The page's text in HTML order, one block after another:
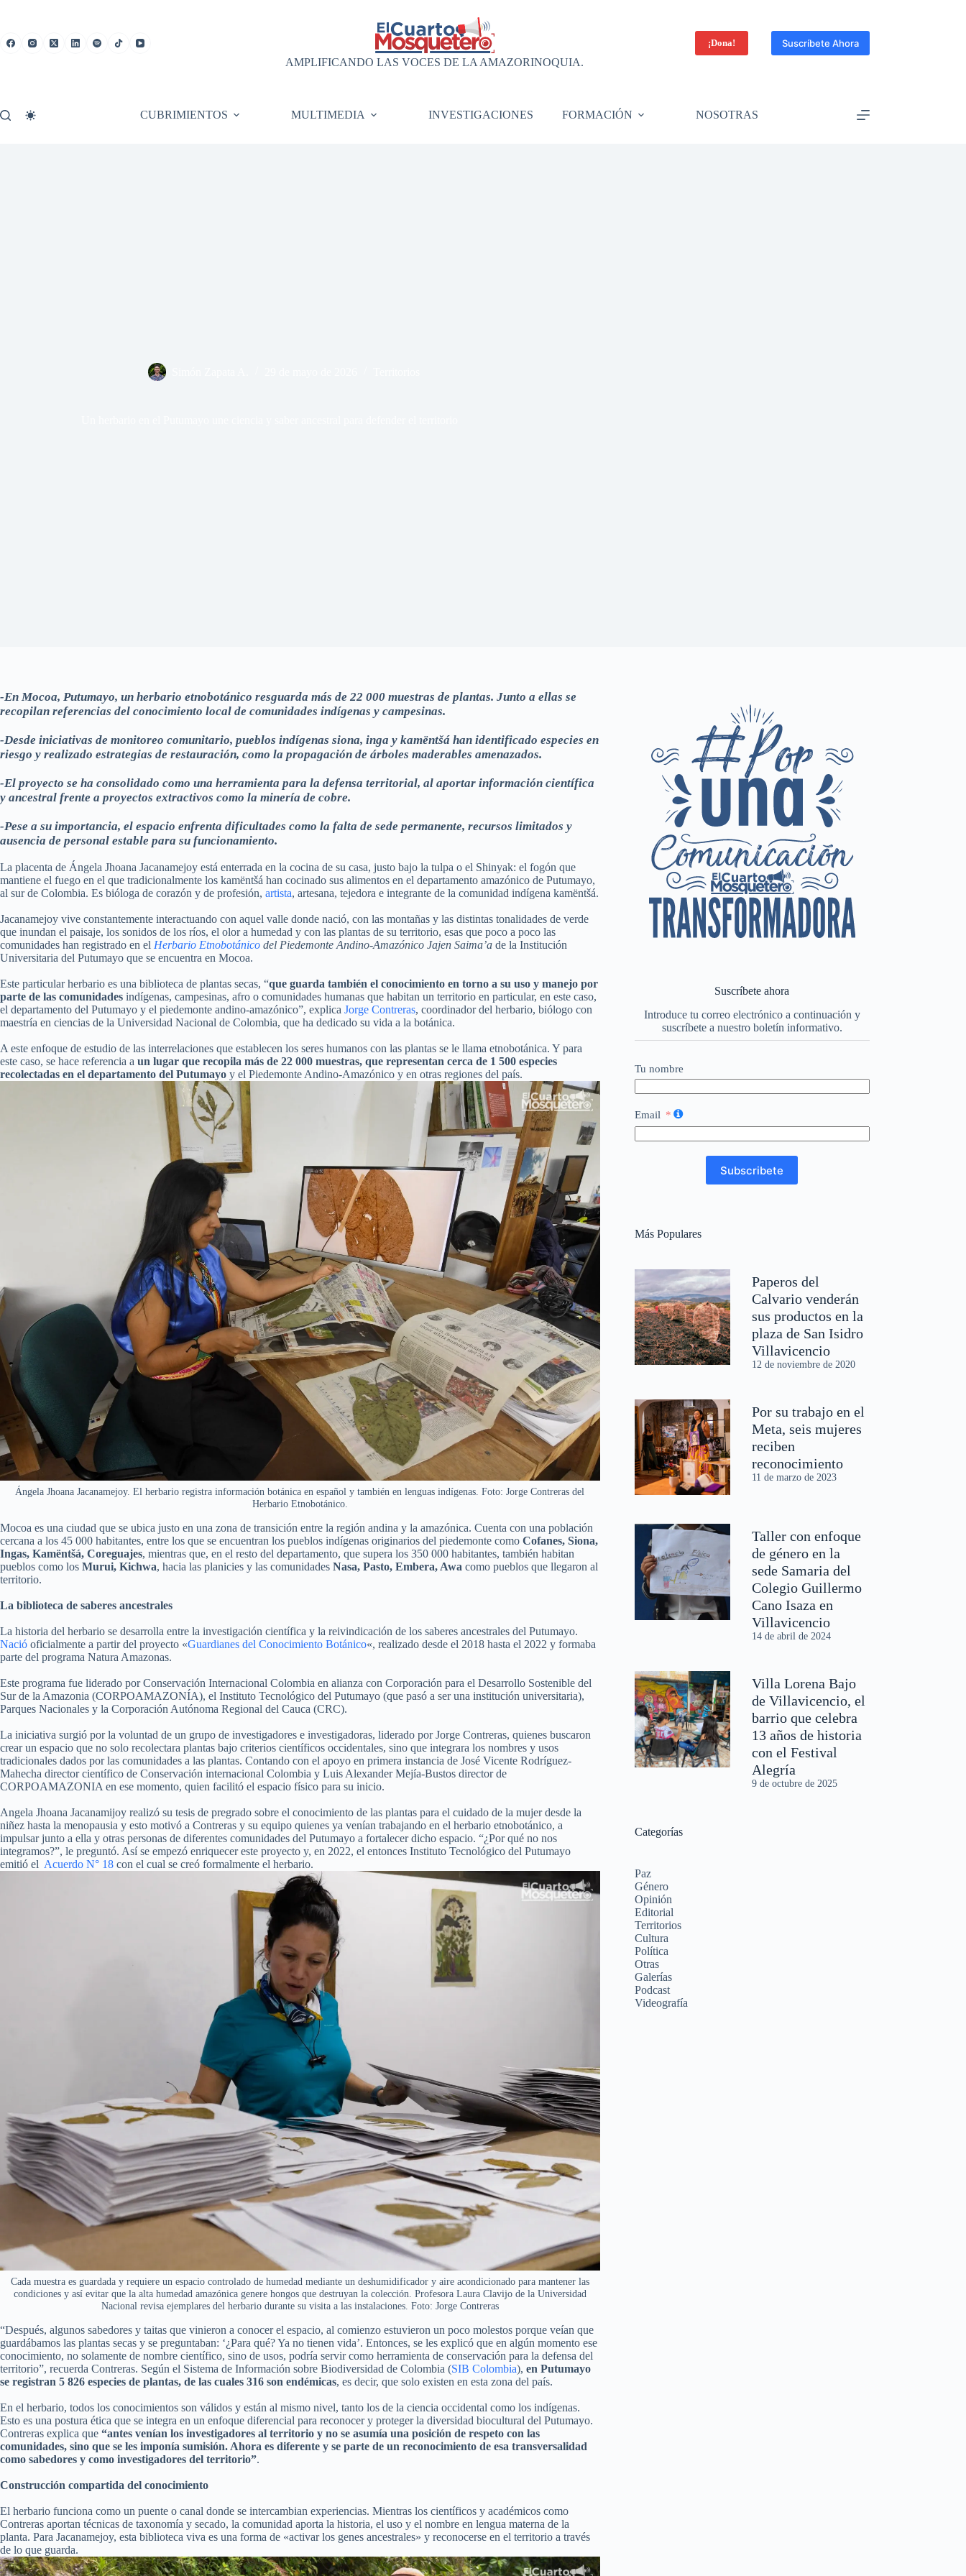
AMPLIFICANDO LAS VOCES DE LA AMAZORINOQUIA.
¡Dona! Suscríbete Ahora
CUBRIMIENTOS MULTIMEDIA INVESTIGACIONES FORMACIÓN NOSOTRAS
-En Mocoa, Putumayo, un herbario etnobotánico resguarda más de 22 000 muestras de plantas. Junto a ellas se
recopilan referencias del conocimiento local de comunidades indígenas y campesinas.
-Desde iniciativas de monitoreo comunitario, pueblos indígenas siona, inga y kamëntšá han identificado especies en
riesgo y realizado estrategias de restauración, como la propagación de árboles maderables amenazados.
-El proyecto se ha consolidado como una herramienta para la defensa territorial, al aportar información científica
y ancestral frente a proyectos extractivos como la minería de cobre.
-Pese a su importancia, el espacio enfrenta dificultades como la falta de sede permanente, recursos limitados y
ausencia de personal estable para su funcionamiento.
La placenta de Ángela Jhoana Jacanamejoy está enterrada en la cocina de su casa, justo bajo la tulpa o el Shinyak: el fogón que
mantiene el fuego en el que tradicionalmente los kamëntšá han cocinado sus alimentos en el departamento amazónico de Putumayo,
al sur de Colombia. Es bióloga de corazón y de profesión, artista, artesana, tejedora e integrante de la comunidad indígena kamëntšá.
Jacanamejoy vive constantemente interactuando con aquel valle donde nació, con las montañas y las distintas tonalidades de verde
que inundan el paisaje, los sonidos de los ríos, el olor a humedad y con las plantas de su territorio, esas que poco a poco las
comunidades han registrado en el Herbario Etnobotánico del Piedemonte Andino-Amazónico Jajen Saima’a de la Institución
Universitaria del Putumayo que se encuentra en Mocoa.
Este particular herbario es una biblioteca de plantas secas, “que guarda también el conocimiento en torno a su uso y manejo por
parte de las comunidades indígenas, campesinas, afro o comunidades humanas que habitan un territorio en particular, en este caso,
el departamento del Putumayo y el piedemonte andino-amazónico”, explica Jorge Contreras, coordinador del herbario, biólogo con
maestría en ciencias de la Universidad Nacional de Colombia, que ha dedicado su vida a la botánica.
A este enfoque de estudio de las interrelaciones que establecen los seres humanos con las plantas se le llama etnobotánica. Y para
este caso, se hace referencia a un lugar que recopila más de 22 000 muestras, que representan cerca de 1 500 especies
recolectadas en el departamento del Putumayo y el Piedemonte Andino-Amazónico y en otras regiones del país.
Ángela Jhoana Jacanamejoy. El herbario registra información botánica en español y también en lenguas indígenas. Foto: Jorge Contreras del
Herbario Etnobotánico.
Mocoa es una ciudad que se ubica justo en una zona de transición entre la región andina y la amazónica. Cuenta con una población
cercana a los 45 000 habitantes, entre los que se encuentran los pueblos indígenas originarios del piedemonte como Cofanes, Siona,
Ingas, Kamëntšá, Coreguajes, mientras que, en el resto del departamento, que supera los 350 000 habitantes, también habitan
pueblos como los Murui, Kichwa, hacia las planicies y las comunidades Nasa, Pasto, Embera, Awa como pueblos que llegaron al
territorio.
La biblioteca de saberes ancestrales
La historia del herbario se desarrolla entre la investigación científica y la reivindicación de los saberes ancestrales del Putumayo.
Nació oficialmente a partir del proyecto «Guardianes del Conocimiento Botánico«, realizado desde el 2018 hasta el 2022 y formaba
parte del programa Natura Amazonas.
Este programa fue liderado por Conservación Internacional Colombia en alianza con Corporación para el Desarrollo Sostenible del
Sur de la Amazonia (CORPOAMAZONÍA), el Instituto Tecnológico del Putumayo (que pasó a ser una institución universitaria),
Parques Nacionales y la Corporación Autónoma Regional del Cauca (CRC).
La iniciativa surgió por la voluntad de un grupo de investigadores e investigadoras, liderado por Jorge Contreras, quienes buscaron
crear un espacio que no solo recolectara plantas bajo criterios científicos occidentales, sino que integrara los nombres y usos
tradicionales dados por las comunidades a las plantas. Contando con el apoyo en primera instancia de José Vicente Rodríguez-
Mahecha director científico de Conservación internacional Colombia y Luis Alexander Mejía-Bustos director de
CORPOAMAZONIA en ese momento, quien facilitó el espacio físico para su inicio.
Angela Jhoana Jacanamijoy realizó su tesis de pregrado sobre el conocimiento de las plantas para el cuidado de la mujer desde la
niñez hasta la menopausia y esto motivó a Contreras y su equipo quienes ya venían trabajando en el herbario etnobotánico, a
impulsar junto a ella y otras personas de diferentes comunidades del Putumayo a fortalecer dicho espacio. “¿Por qué no nos
integramos?”, le preguntó. Así se empezó enriquecer este proyecto y, en 2022, el entonces Instituto Tecnológico del Putumayo
emitió el Acuerdo N° 18 con el cual se creó formalmente el herbario.
Cada muestra es guardada y requiere un espacio controlado de humedad mediante un deshumidificador y aire acondicionado para mantener las
condiciones y así evitar que la alta humedad amazónica genere hongos que destruyan la colección. Profesora Laura Clavijo de la Universidad
Nacional revisa ejemplares del herbario durante su visita a las instalaciones. Foto: Jorge Contreras
“Después, algunos sabedores y taitas que vinieron a conocer el espacio, al comienzo estuvieron un poco molestos porque veían que
guardábamos las plantas secas y se preguntaban: ‘¿Para qué? Ya no tienen vida’. Entonces, se les explicó que en algún momento ese
conocimiento, no solamente de nombre científico, sino de usos, podría servir como herramienta de conservación para la defensa del
territorio”, recuerda Contreras. Según el Sistema de Información sobre Biodiversidad de Colombia (SIB Colombia), en Putumayo
se registran 5 826 especies de plantas, de las cuales 316 son endémicas, es decir, que solo existen en esta zona del país.
En el herbario, todos los conocimientos son válidos y están al mismo nivel, tanto los de la ciencia occidental como los indígenas.
Esto es una postura ética que se integra en un enfoque diferencial para reconocer y proteger la diversidad biocultural del Putumayo.
Contreras explica que “antes venían los investigadores al territorio y no se asumía una posición de respeto con las
comunidades, sino que se les imponía sumisión. Ahora es diferente y se parte de un reconocimiento de esa transversalidad
como sabedores y como investigadores del territorio”.
Construcción compartida del conocimiento
El herbario funciona como un puente o canal donde se intercambian experiencias. Mientras los científicos y académicos como
Contreras aportan técnicas de taxonomía y secado, la comunidad aporta la historia, el uso y el nombre en lengua materna de la
planta. Para Jacanamejoy, esta biblioteca viva es una forma de «activar los genes ancestrales» y reconocerse en el territorio a través
de lo que guarda.
Suscríbete ahora
Introduce tu correo electrónico a continuación y
suscríbete a nuestro boletín informativo.
Tu nombre
Email
Subscribete
Más Populares
Paperos del
Calvario venderán
sus productos en la
plaza de San Isidro
Villavicencio
12 de noviembre de 2020
Por su trabajo en el
Meta, seis mujeres
reciben
reconocimiento
11 de marzo de 2023
Taller con enfoque
de género en la
sede Samaria del
Colegio Guillermo
Cano Isaza en
Villavicencio
14 de abril de 2024
Villa Lorena Bajo
de Villavicencio, el
barrio que celebra
13 años de historia
con el Festival
Alegría
9 de octubre de 2025
Categorías
Paz
Género
Opinión
Editorial
Territorios
Cultura
Política
Otras
Galerías
Podcast
Videografía